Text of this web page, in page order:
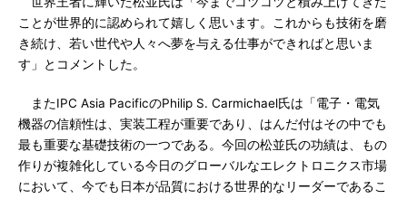
ことが世界的に認められて嬉しく思います。これからも技術を磨
き続け、若い世代や人々へ夢を与える仕事ができればと思いま
す」とコメントした。
またIPC Asia PacificのPhilip S. Carmichael氏は「電子・電気
機器の信頼性は、実装工程が重要であり、はんだ付はその中でも
最も重要な基礎技術の一つである。今回の松並氏の功績は、もの
作りが複雑化している今日のグローバルなエレクトロニクス市場
において、今でも日本が品質における世界的なリーダーであるこ